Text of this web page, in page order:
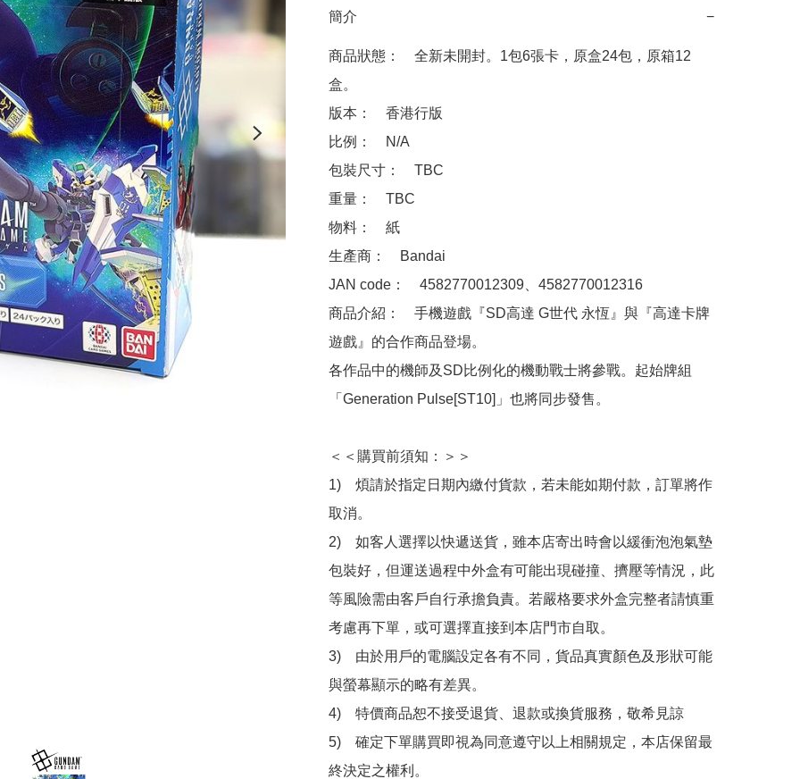
簡介 −
商品狀態：　全新未開封。1包6張卡，原盒24包，原箱12
盒。
版本：　香港行版
比例：　N/A
包裝尺寸：　TBC
重量：　TBC
物料：　紙
生產商：　Bandai
JAN code：　4582770012309、4582770012316
商品介紹：　手機遊戲『SD高達 G世代 永恆』與『高達卡牌
遊戲』的合作商品登場。
各作品中的機師及SD比例化的機動戰士將參戰。起始牌組
「Generation Pulse[ST10]」也將同步發售。
＜＜購買前須知：＞＞
1)　煩請於指定日期內繳付貨款，若未能如期付款，訂單將作
取消。
2)　如客人選擇以快遞送貨，雖本店寄出時會以緩衝泡泡氣墊
包裝好，但運送過程中外盒有可能出現碰撞、擠壓等情況，此
等風險需由客戶自行承擔負責。若嚴格要求外盒完整者請慎重
考慮再下單，或可選擇直接到本店門市自取。
3)　由於用戶的電腦設定各有不同，貨品真實顏色及形狀可能
與螢幕顯示的略有差異。
4)　特價商品恕不接受退貨、退款或換貨服務，敬希見諒
5)　確定下單購買即視為同意遵守以上相關規定，本店保留最
終決定之權利。